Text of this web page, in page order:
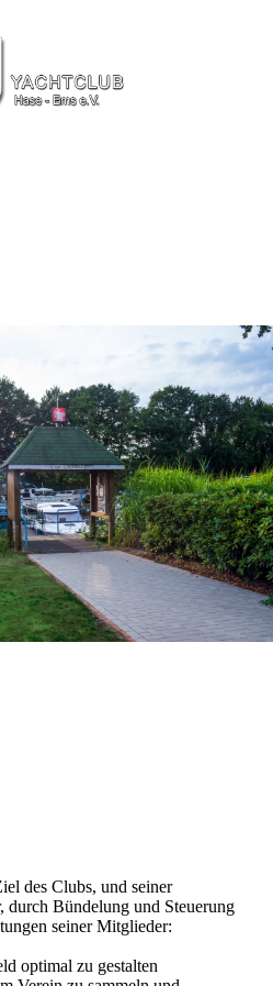
des Clubs, und seiner
durch Bündelung und Steuerung
seiner Mitglieder:
optimal zu gestalten